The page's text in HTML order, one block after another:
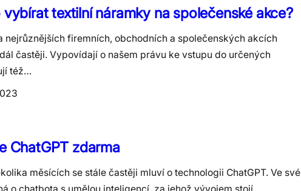
textilní náramky na společenské akce?
nejrůznějších firemních, obchodních a společenských akcích
častěji. Vypovídají o našem právu ke vstupu do určených
též…
ChatGPT zdarma
měsících se stále častěji mluví o technologii ChatGPT. Ve své